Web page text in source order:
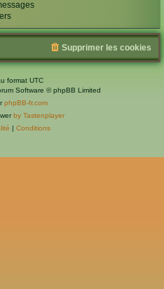
Supprimer les cookies
format UTC
Software © phpBB Limited
phpBB-fr.com
by Tastenplayer
| Conditions